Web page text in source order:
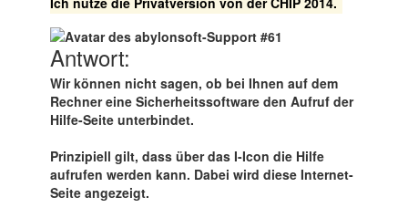
Antwort:
Wir können nicht sagen, ob bei Ihnen auf dem
Rechner eine Sicherheitssoftware den Aufruf der
Hilfe-Seite unterbindet.
Prinzipiell gilt, dass über das I-Icon die Hilfe
aufrufen werden kann. Dabei wird diese Internet-
Seite angezeigt.